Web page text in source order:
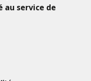
au service de